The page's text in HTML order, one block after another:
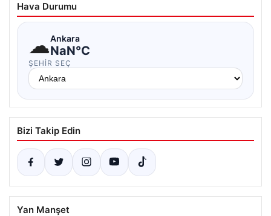
Hava Durumu
☁Ankara
NaN°C
ŞEHIR SEÇ
Bizi Takip Edin
Yan Manşet